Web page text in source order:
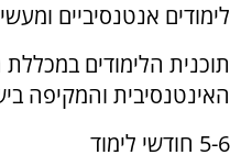
לימודים אנטנסיביים
תוכנית הלימודים
האינטנסיבית והמקיפה
5-6 חודשי לימוד